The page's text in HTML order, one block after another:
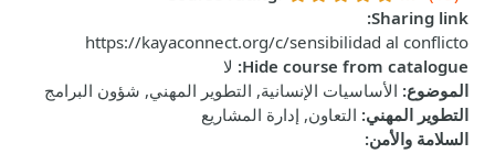
Sharing link
:
https://kayaconnect.org/c/sensibilidad al conflicto
Hide course from catalogue
: لا
الموضوع: الأساسيات الإنسانية, التطوير المهني, شؤون البرامج
التطوير المهني: التعاون, إدارة المشاريع
السلامة والأمن: